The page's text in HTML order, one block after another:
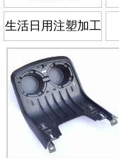
生活日用注塑加工